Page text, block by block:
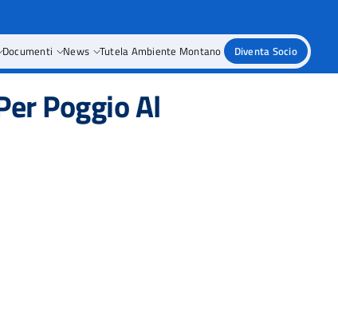
Documenti News Tutela Ambiente Montano Diventa Socio
Poggio Al